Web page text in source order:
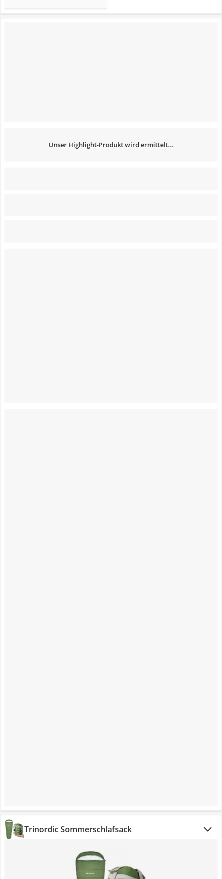
Unser Highlight-Produkt wird ermittelt...
Trinordic Sommerschlafsack